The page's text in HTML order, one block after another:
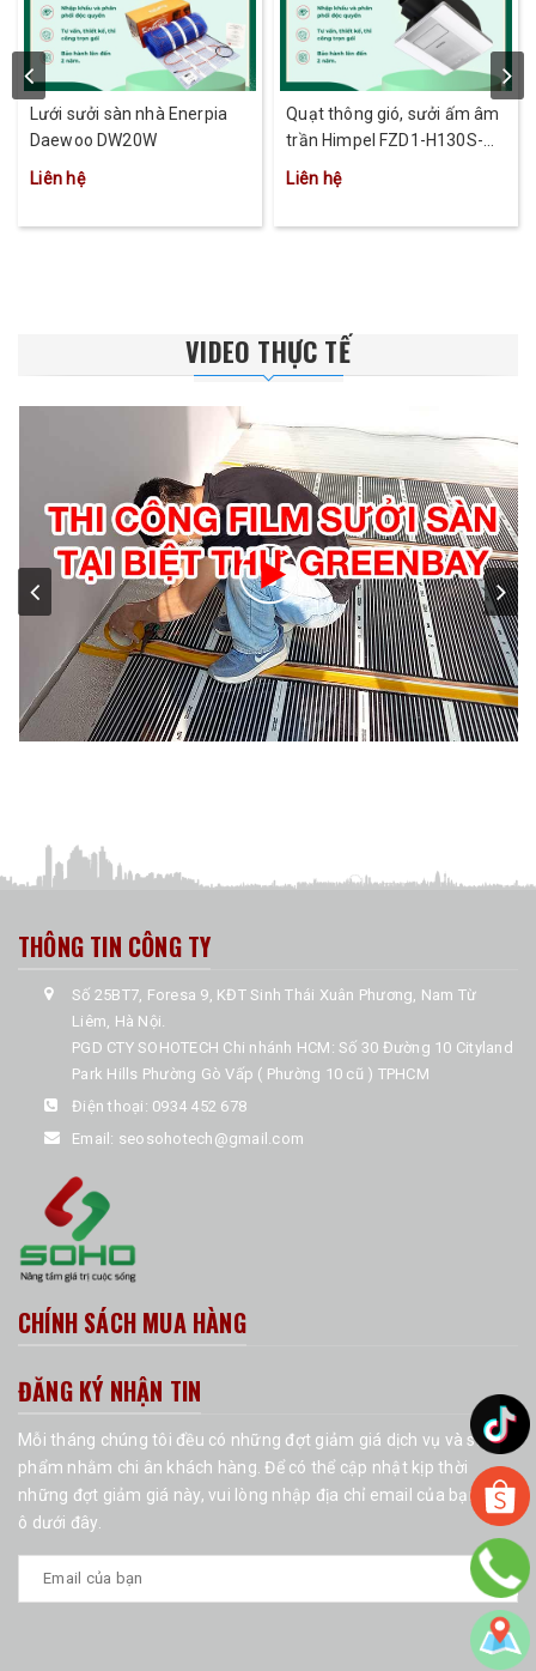
Lưới sưởi sàn nhà Enerpia
Daewoo DW20W
Liên hệ
Quạt thông gió, sưởi ấm âm
trần Himpel FZD1-H130S-
MD
Liên hệ
VIDEO THỰC TẾ
THÔNG TIN CÔNG TY
Số 25BT7, Foresa 9, KĐT Sinh Thái Xuân Phương, Nam Từ
Liêm, Hà Nội.
PGD CTY SOHOTECH Chi nhánh HCM: Số 30 Đường 10 Cityland
Park Hills Phường Gò Vấp ( Phường 10 cũ ) TPHCM
Điện thoại: 0934 452 678
Email: seosohotech@gmail.com
CHÍNH SÁCH MUA HÀNG
ĐĂNG KÝ NHẬN TIN
Mỗi tháng chúng tôi đều có những đợt giảm giá dịch vụ và sản
phẩm nhằm chi ân khách hàng. Để có thể cập nhật kịp thời
những đợt giảm giá này, vui lòng nhập địa chỉ email của bạn vào
ô dưới đây.